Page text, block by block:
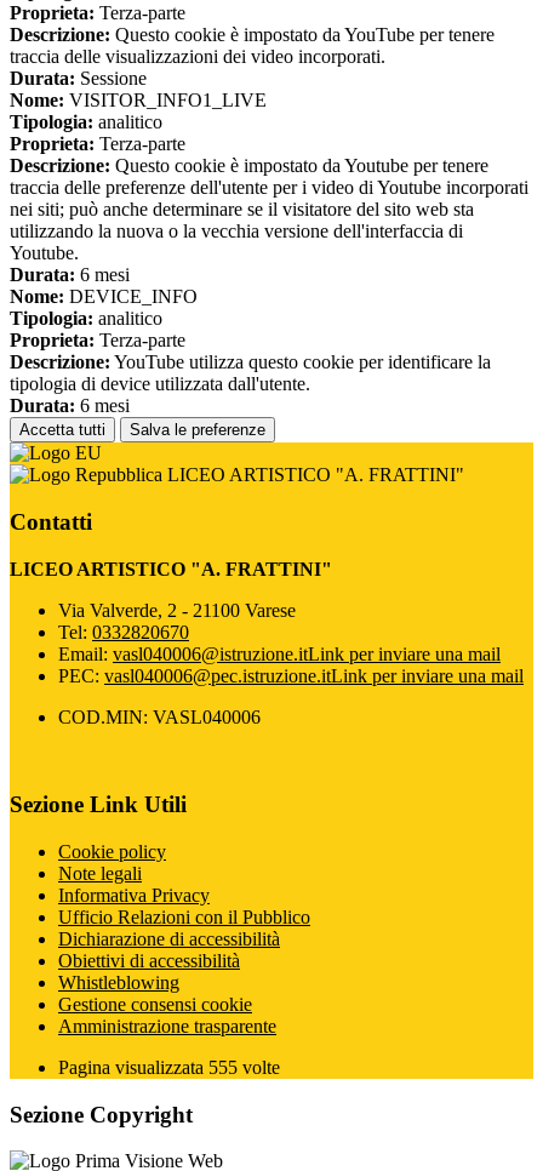
Proprieta: Terza-parte
Descrizione: Questo cookie è impostato da YouTube per tenere
traccia delle visualizzazioni dei video incorporati.
Durata: Sessione
Nome: VISITOR_INFO1_LIVE
Tipologia: analitico
Proprieta: Terza-parte
Descrizione: Questo cookie è impostato da Youtube per tenere
traccia delle preferenze dell'utente per i video di Youtube incorporati
nei siti; può anche determinare se il visitatore del sito web sta
utilizzando la nuova o la vecchia versione dell'interfaccia di
Youtube.
Durata: 6 mesi
Nome: DEVICE_INFO
Tipologia: analitico
Proprieta: Terza-parte
Descrizione: YouTube utilizza questo cookie per identificare la
tipologia di device utilizzata dall'utente.
Durata: 6 mesi
Accetta tutti Salva le preferenze
LICEO ARTISTICO "A. FRATTINI"
Contatti
LICEO ARTISTICO "A. FRATTINI"
Via Valverde, 2 - 21100 Varese
Tel: 0332820670
Email: vasl040006@istruzione.itLink per inviare una mail
PEC: vasl040006@pec.istruzione.itLink per inviare una mail
COD.MIN: VASL040006
Sezione Link Utili
Cookie policy
Note legali
Informativa Privacy
Ufficio Relazioni con il Pubblico
Dichiarazione di accessibilità
Obiettivi di accessibilità
Whistleblowing
Gestione consensi cookie
Amministrazione trasparente
Pagina visualizzata 555 volte
Sezione Copyright